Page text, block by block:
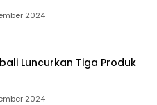
2024
Luncurkan Tiga Produk
2024